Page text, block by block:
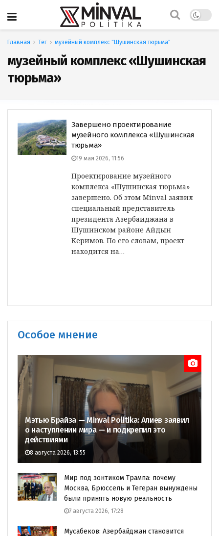
Главная Тег музейный комплекс "Шушинская тюрьма"
музейный комплекс «Шушинская
тюрьма»
Завершено проектирование
музейного комплекса «Шушинская
тюрьма»
19 мая 2026, 11:56
Проектирование музейного
комплекса «Шушинская тюрьма»
завершено. Об этом Minval заявил
специальный представитель
президента Азербайджана в
Шушинском районе Айдын
Керимов. По его словам, проект
находится на…
Особое мнение
Мэтью Брайза — Minval Politika: Алиев заявил
о наступлении мира — и подкрепил это
действиями
8 августа 2026, 13:55
Мир под зонтиком Трампа: почему
Москва, Брюссель и Тегеран вынуждены
были принять новую реальность
7 августа 2026, 17:28
Мусабеков: Азербайджан становится